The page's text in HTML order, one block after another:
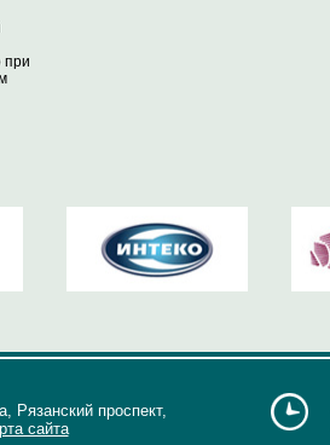
при
Рязанский проспект,
сайта